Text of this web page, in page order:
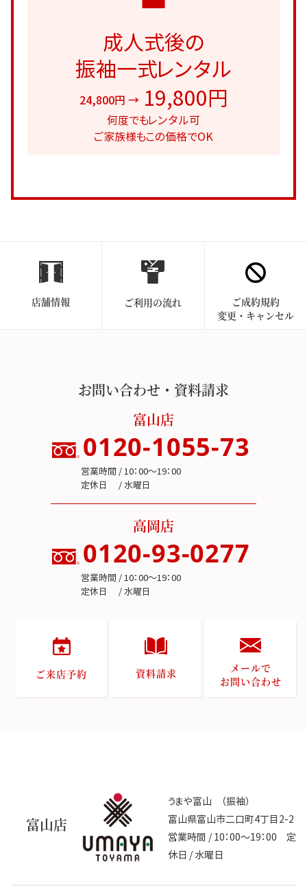
成人式後の
振袖一式レンタル
24,800円 → 19,800円
何度でもレンタル可
ご家族様もこの価格でOK
店舗情報 ご利用の流れ
ご成約規約
変更・キャンセル
お問い合わせ・資料請求
富山店
0120-1055-73
営業時間 / 10：00～19：00
定休日 / 水曜日
高岡店
0120-93-0277
営業時間 / 10：00～19：00
定休日 / 水曜日
ご来店予約 資料請求
メールで
お問い合わせ
富山店
うまや富山 （振袖）
富山県富山市二口町4丁目2-2
営業時間 / 10：00～19：00 定
休日 / 水曜日